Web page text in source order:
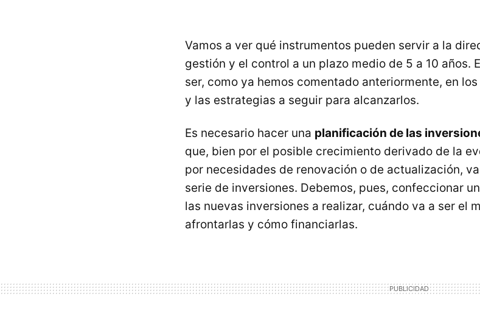
Vamos a ver qué instrumentos pueden servir a la
gestión y el control a un plazo medio de 5 a 10 años.
ser, como ya hemos comentado anteriormente, en
y las estrategias a seguir para alcanzarlos.
Es necesario hacer una planificación de las
que, bien por el posible crecimiento derivado de la
por necesidades de renovación o de actualización,
serie de inversiones. Debemos, pues, confeccionar
las nuevas inversiones a realizar, cuándo va a ser el
afrontarlas y cómo financiarlas.